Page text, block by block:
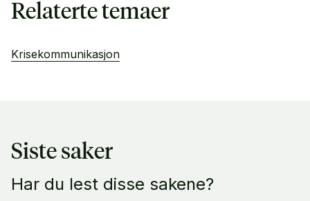
Relaterte temaer
Krisekommunikasjon
Siste saker
Har du lest disse sakene?